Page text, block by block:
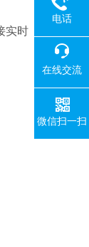
实时
电话
在线交流
微信扫一扫